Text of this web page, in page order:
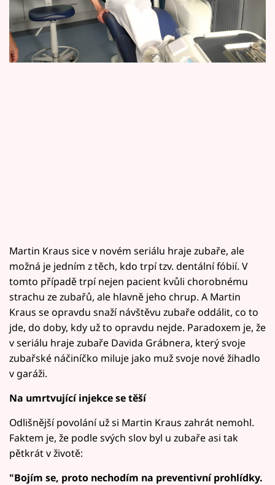
Sledujte prima+
Filmový festival Karlovy Vary
zubaře Davida Grábnera. Paradoxem je, že on
sám se zubaře bojí jako čert kříže...
Martin Kraus sice v novém seriálu hraje zubaře, ale
možná je jedním z těch, kdo trpí tzv. dentální fóbií. V
tomto případě trpí nejen pacient kvůli chorobnému
strachu ze zubařů, ale hlavně jeho chrup. A Martin
Kraus se opravdu snaží návštěvu zubaře oddálit, co to
jde, do doby, kdy už to opravdu nejde. Paradoxem je, že
v seriálu hraje zubaře Davida Grábnera, který svoje
zubařské náčiníčko miluje jako muž svoje nové žihadlo
v garáži.
Na umrtvující injekce se těší
Odlišnější povolání už si Martin Kraus zahrát nemohl.
Faktem je, že podle svých slov byl u zubaře asi tak
pětkrát v životě:
"Bojím se, proto nechodím na preventivní prohlídky.